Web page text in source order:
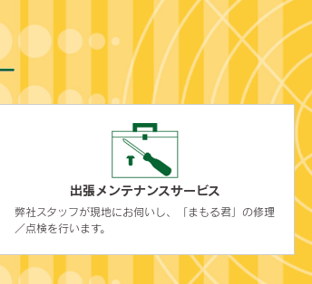
出張メンテナンスサービス
弊社スタッフが現地にお伺いし、「まもる君」の修理
／点検を行います。